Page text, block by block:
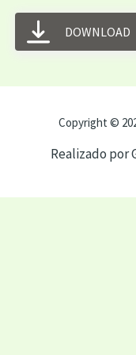
DOWNLOAD
Copyright ©
Realizado por